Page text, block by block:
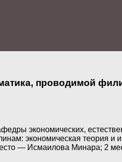
проводимой
экономических,
экономическая теория и
— Исмаилова Минара; 2